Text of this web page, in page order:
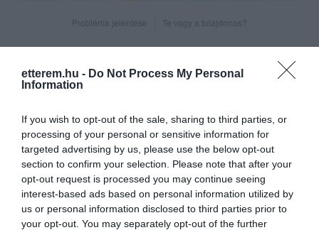
etterem.hu - Do Not Process My Personal
Information
If you wish to opt-out of the sale, sharing to third parties, or
processing of your personal or sensitive information for
targeted advertising by us, please use the below opt-out
section to confirm your selection. Please note that after your
opt-out request is processed you may continue seeing
interest-based ads based on personal information utilized by
us or personal information disclosed to third parties prior to
your opt-out. You may separately opt-out of the further
Probléma jelentése Te vagy a tulajdonos?